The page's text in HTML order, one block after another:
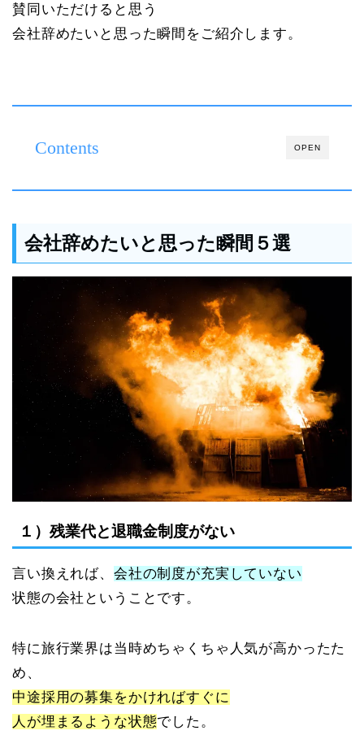
賛同いただけると思う
会社辞めたいと思った瞬間をご紹介します。
OPEN
Contents
会社辞めたいと思った瞬間５選
１）残業代と退職金制度がない
言い換えれば、 会社の制度が充実していない
状態の会社ということです。
特に旅行業界は当時めちゃくちゃ人気が高かったた
め、
中途採用の募集をかければすぐに
人が埋まるような状態でした。